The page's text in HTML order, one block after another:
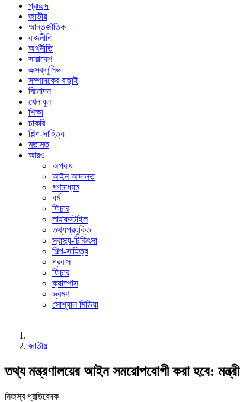
প্রচ্ছদ
জাতীয়
আন্তর্জাতিক
রাজনীতি
অর্থনীতি
সারাদেশ
এক্সক্লুসিভ
সম্পাদকের বাছাই
বিনোদন
খেলাধুলা
শিক্ষা
চাকরি
শিল্প-সাহিত্য
মতামত
আরও
অপরাধ
আইন আদালত
গণমাধ্যম
ধর্ম
ফিচার
লাইফস্টাইল
তথ্যপ্রযুক্তি
স্বাস্থ্য-চিকিৎসা
শিল্প-সাহিত্য
প্রবাস
ফিচার
ক্যাম্পাস
ভ্রমণ
সোশ্যাল মিডিয়া
জাতীয়
তথ্য মন্ত্রণালয়ের আইন সময়োপযোগী করা হবে: মন্ত্রী
নিজস্ব প্রতিবেদক